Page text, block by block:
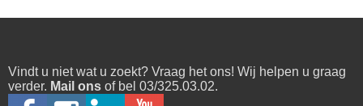
Vindt u niet wat u zoekt? Vraag het ons! Wij helpen u graag
verder. Mail ons of bel 03/325.03.02.